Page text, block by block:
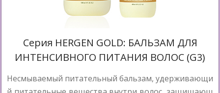
Cерия HERGEN GOLD: БАЛЬЗАМ ДЛЯ
ИНТЕНСИВНОГО ПИТАНИЯ ВОЛОС (G3)
Несмываемый питательный бальзам, удерживающи